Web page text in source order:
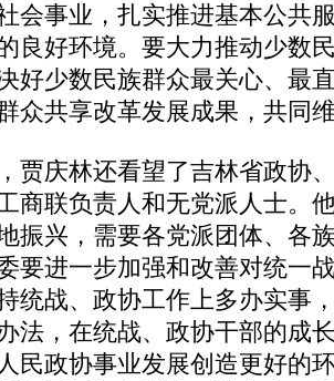
会事业，扎实推进基本公共
良好环境。要大力推动少数
好少数民族群众最关心、最
众共享改革发展成果，共同
庆林还看望了吉林省政协
商联负责人和无党派人士。
振兴，需要各党派团体、各
要进一步加强和改善对统一
统战、政协工作上多办实事
法，在统战、政协干部的成
民政协事业发展创造更好的